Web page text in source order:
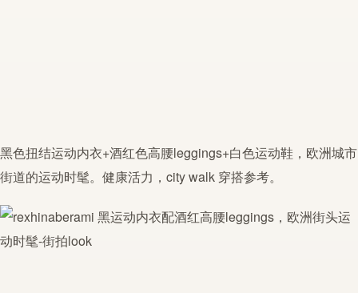
黑色扭结运动内衣+酒红色高腰leggings+白色运动鞋，欧洲城市
街道的运动时髦。健康活力，city walk 穿搭参考。